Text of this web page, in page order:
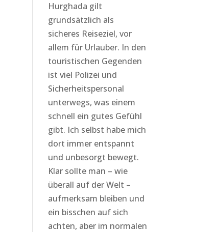
Hurghada gilt
grundsätzlich als
sicheres Reiseziel, vor
allem für Urlauber. In den
touristischen Gegenden
ist viel Polizei und
Sicherheitspersonal
unterwegs, was einem
schnell ein gutes Gefühl
gibt. Ich selbst habe mich
dort immer entspannt
und unbesorgt bewegt.
Klar sollte man – wie
überall auf der Welt –
aufmerksam bleiben und
ein bisschen auf sich
achten, aber im normalen